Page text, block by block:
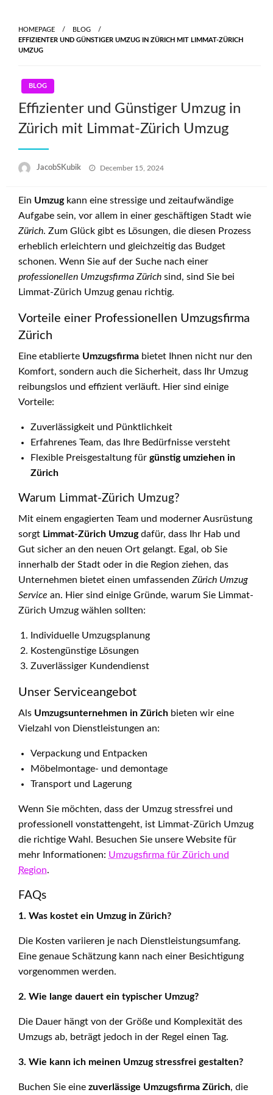
content
HOMEPAGE
BLOG
EFFIZIENTER UND GÜNSTIGER UMZUG IN ZÜRICH MIT LIMMAT-ZÜRICH
UMZUG
BLOG
Effizienter und Günstiger Umzug in
Zürich mit Limmat-Zürich Umzug
JacobSKubik
Posted
December 15, 2024
Ein Umzugkann eine stressige und zeitaufwändige
Aufgabe sein, vor allem in einer geschäftigen Stadt wie
Zürich. Zum Glück gibt es Lösungen, die diesen Prozess
erheblich erleichtern und gleichzeitig das Budget
schonen. Wenn Sie auf der Suche nach einer
professionellen Umzugsfirma Zürich sind, sind Sie bei
Limmat-Zürich Umzug genau richtig.
Vorteile einer Professionellen Umzugsfirma
Zürich
Eine etablierte Umzugsfirma bietet Ihnen nicht nur den
Komfort, sondern auch die Sicherheit, dass Ihr Umzug
reibungslos und effizient verläuft. Hier sind einige
Vorteile:
Zuverlässigkeit und Pünktlichkeit
Erfahrenes Team, das Ihre Bedürfnisse versteht
Flexible Preisgestaltung für günstig umziehen in
Zürich
Warum Limmat-Zürich Umzug?
Mit einem engagierten Team und moderner Ausrüstung
sorgt Limmat-Zürich Umzugdafür, dass Ihr Hab und
Gut sicher an den neuen Ort gelangt. Egal, ob Sie
innerhalb der Stadt oder in die Region ziehen, das
Unternehmen bietet einen umfassenden Zürich Umzug
Service an. Hier sind einige Gründe, warum Sie Limmat-
Zürich Umzug wählen sollten:
Individuelle Umzugsplanung
Kostengünstige Lösungen
Zuverlässiger Kundendienst
Unser Serviceangebot
Als Umzugsunternehmen in Zürich bieten wir eine
Vielzahl von Dienstleistungen an:
Verpackung und Entpacken
Möbelmontage- und demontage
Transport und Lagerung
Wenn Sie möchten, dass der Umzug stressfrei und
professionell vonstattengeht, ist Limmat-Zürich Umzug
die richtige Wahl. Besuchen Sie unsere Website für
mehr Informationen: Umzugsfirma für Zürich und
Region.
FAQs
1. Was kostet ein Umzug in Zürich?
Die Kosten variieren je nach Dienstleistungsumfang.
Eine genaue Schätzung kann nach einer Besichtigung
vorgenommen werden.
2. Wie lange dauert ein typischer Umzug?
Die Dauer hängt von der Größe und Komplexität des
Umzugs ab, beträgt jedoch in der Regel einen Tag.
3. Wie kann ich meinen Umzug stressfrei gestalten?
Buchen Sie eine zuverlässige Umzugsfirma Zürich, die